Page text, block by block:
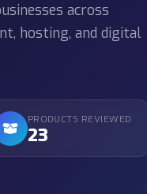
across
hosting, and digital
PRODUCTS REVIEWED
23